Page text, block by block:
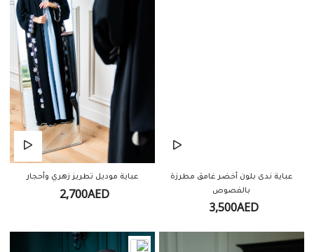
عباية ندى بلون أخضر غامق مطرزة
بالفصوص
3,500AED
عباية موديل تطريز زهري وأحجار
2,700AED